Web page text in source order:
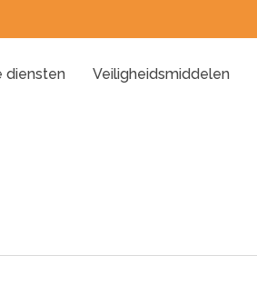
diensten Veiligheidsmiddelen